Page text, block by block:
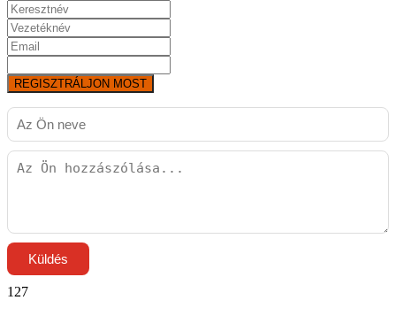
REGISZTRÁLJON MOST
Küldés
127